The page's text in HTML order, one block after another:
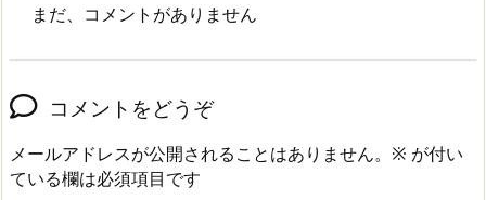
まだ、コメントがありません
コメントをどうぞ
メールアドレスが公開されることはありません。 ※ が付い
ている欄は必須項目です